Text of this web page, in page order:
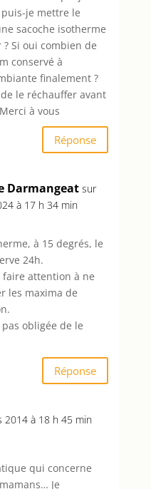
je mettre le
sacoche isotherme
Si oui combien de
conservé à
finalement ?
le réchauffer avant
à vous
Réponse
Darmangeat sur
à 17 h 34 min
à 15 degrés, le
24h.
attention à ne
les maxima de
pas obligée de le
Réponse
2014 à 18 h 45 min
qui concerne
Je